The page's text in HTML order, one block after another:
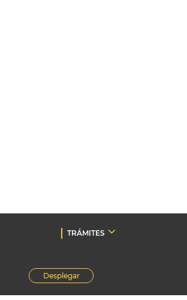
TRÁMITES
Desplegar